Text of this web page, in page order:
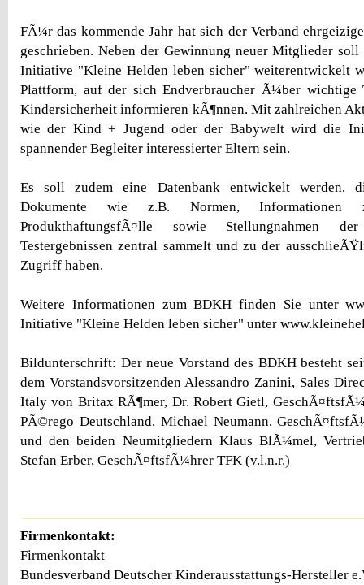
FÃ¼r das kommende Jahr hat sich der Verband
geschrieben. Neben der Gewinnung neuer Mitglieder
Initiative "Kleine Helden leben sicher" weiterentwickelt
Plattform, auf der sich Endverbraucher Ã¼ber wichtige
Kindersicherheit informieren kÃ¶nnen. Mit zahlreichen
wie der Kind + Jugend oder der Babywelt wird die
spannender Begleiter interessierter Eltern sein.
Es soll zudem eine Datenbank entwickelt werden,
Dokumente wie z.B. Normen, Informationen
ProdukthaftungsfÃ¤lle sowie Stellungnahmen
Testergebnissen zentral sammelt und zu der
Zugriff haben.
Weitere Informationen zum BDKH finden Sie unter
Initiative "Kleine Helden leben sicher" unter
Bildunterschrift: Der neue Vorstand des BDKH besteht
dem Vorstandsvorsitzenden Alessandro Zanini, Sales
Italy von Britax RÃ¶mer, Dr. Robert Gietl,
PÃ©rego Deutschland, Michael Neumann,
und den beiden Neumitgliedern Klaus BlÃ¼mel,
Stefan Erber, GeschÃ¤ftsfÃ¼hrer TFK (v.l.n.r.)
Firmenkontakt:
Firmenkontakt
Bundesverband Deutscher Kinderausstattungs-Hersteller